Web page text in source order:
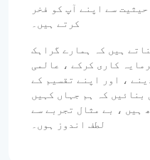
سے اپنے آپ کو فخر
کرتے ہیں۔
ہیں کہ ہمارے گراہک
کاری کرکے ، عالمی
، اور اپنے تقسیم کے
بنائیں کہ ہم جہاں کہیں
ہیں ، بے مثال تجربے سے
لطف اندوز ہوں۔